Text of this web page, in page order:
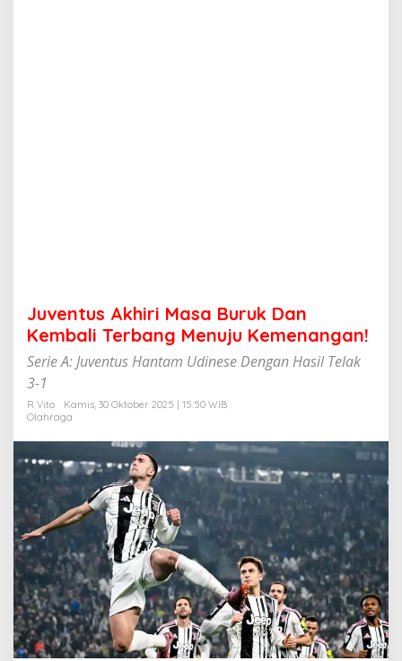
b
a
l
i
r
a
n
g
M
e
n
u
j
u
K
e
m
e
n
Juventus Akhiri Masa Buruk Dan
Kembali Terbang Menuju Kemenangan!
Serie A: Juventus Hantam Udinese Dengan Hasil Telak
3-1
R Vito
Kamis, 30 Oktober 2025 | 15:50 WIB
Olahraga